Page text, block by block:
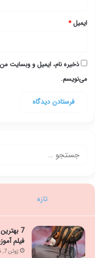
ایمیل*
ذخیره نام، ایمیل و وبسایت
می‌نویسم.
تازه
7
فیلم
ژوئن 7, 2026